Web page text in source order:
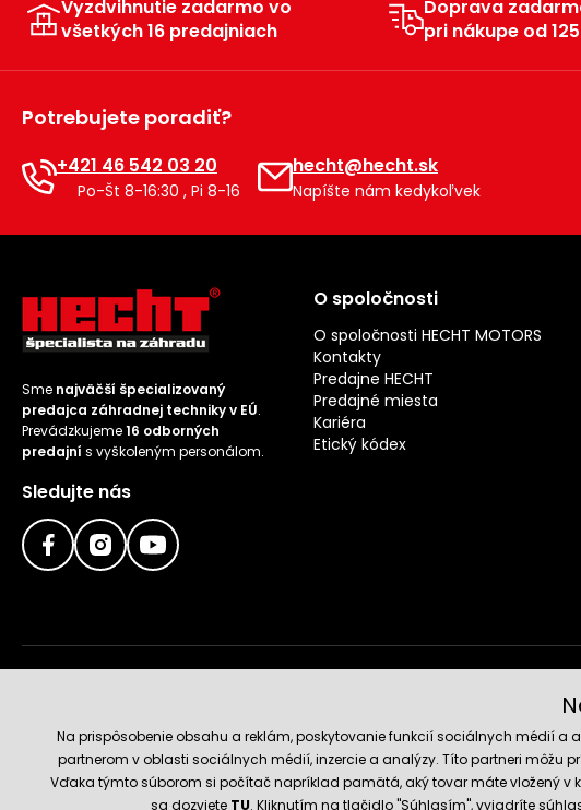
Vyzdvihnutie zadarmo vo
všetkých 16 predajniach
Doprava
pri nákupe od
Potrebujete poradiť?
+421 46 542 03 20
Po-Št 8-16:30 , Pi 8-16
hecht@hecht.sk
Napíšte nám kedykoľvek
Sme najväčší špecializovaný
predajca záhradnej techniky v EÚ.
Prevádzkujeme16 odborných
predajní s vyškoleným personálom.
Sledujte nás
O spoločnosti
O spoločnosti HECHT MOTORS
Kontakty
Predajne HECHT
Predajné miesta
Kariéra
Etický kódex
Na prispôsobenie obsahu a reklám, poskytovanie funkcií sociálnych médií a
partnerom v oblasti sociálnych médií, inzercie a analýzy. Títo partneri môžu
Vďaka týmto súborom si počítač napríklad pamätá, aký tovar máte vložený v
sa dozviete TU. Kliknutím na tlačidlo "Súhlasím", vyjadríte